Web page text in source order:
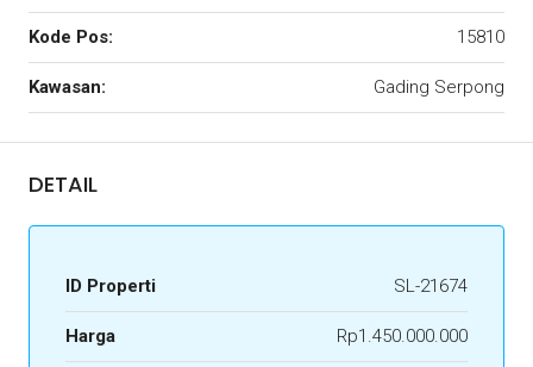
Kode Pos: 15810
Kawasan: Gading Serpong
DETAIL
ID Properti SL-21674
Harga Rp1.450.000.000